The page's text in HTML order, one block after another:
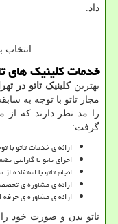
داد.
انتخاب
خدمات کلینیک های
بهترینکلینیک تاتو در
مجاز تاتو با توجه به
را مد نظر دارند که از
گرفت:
ارائه ی خدمات تاتو
اجرای تاتو با گارانتی
انجام تاتو با استفاده
ارائه ی مشاوره ی
ارائه ی مشاوره ی حرفه
تاتو بدن و صورت خود